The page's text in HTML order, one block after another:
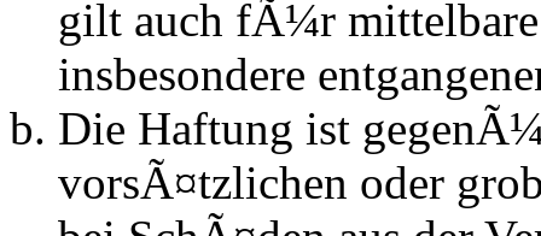
gilt auch fÃ¼r
insbesondere
Die Haftung ist
vorsÃ¤tzlichen oder